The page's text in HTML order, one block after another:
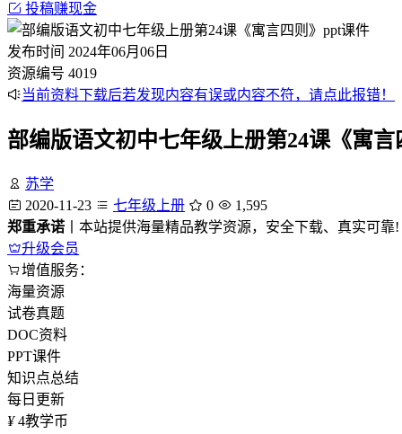
投稿赚现金
发布时间 2024年06月06日
资源编号 4019
当前资料下载后若发现内容有误或内容不符，请点此报错！
部编版语文初中七年级上册第24课《寓
苏学
2020-11-23
七年级上册 0
1,595
郑重承诺 丨本站提供海量精品教学资源，安全下载、真实可靠!
升级会员
增值服务：
海量资源
试卷真题
DOC资料
PPT课件
知识点总结
每日更新
¥ 4教学币